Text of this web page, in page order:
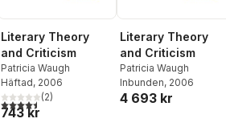
Literary Theory
and Criticism
Patricia Waugh
Häftad, 2006
4,5utav 5 stjärnor. Totalt antal röster:
(2)
743 kr
Literary Theory
and Criticism
Patricia Waugh
Inbunden, 2006
4 693 kr